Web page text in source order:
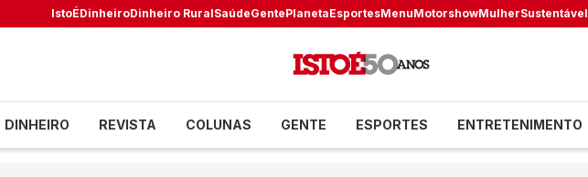
IstoÉDinheiroDinheiro RuralSaúdeGentePlanetaEsportesMenuMotorshowMulherSustentável
DINHEIRO REVISTA COLUNAS GENTE ESPORTES ENTRETENIMENTO